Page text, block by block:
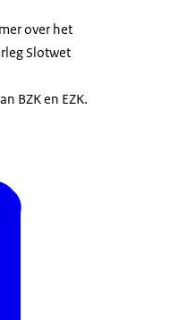
over het
Slotwet
BZK en EZK.